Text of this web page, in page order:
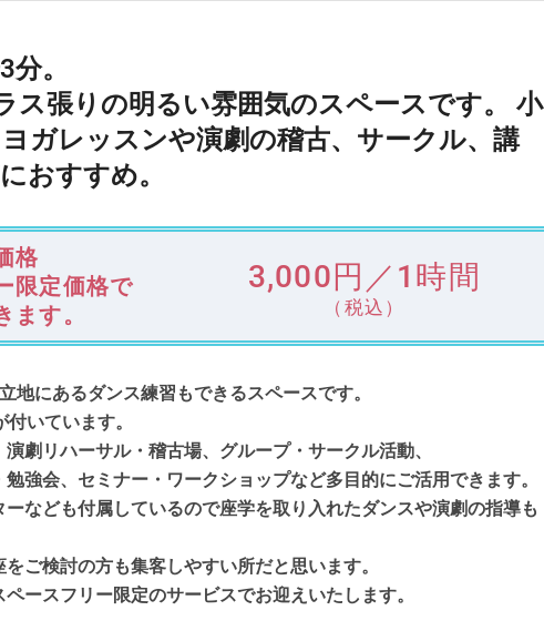
。
ス張りの明るい雰囲気のスペースです。 小
ガレッスンや演劇の稽古、サークル、講
おすすめ。
格
限定価格で
ます。
3,000円／1時間
（税込）
地にあるダンス練習もできるスペースです。
いています。
劇リハーサル・稽古場、グループ・サークル活動、
強会、セミナー・ワークショップなど多目的にご活用できます。
なども付属しているので座学を取り入れたダンスや演劇の指導も
ご検討の方も集客しやすい所だと思います。
ースフリー限定のサービスでお迎えいたします。